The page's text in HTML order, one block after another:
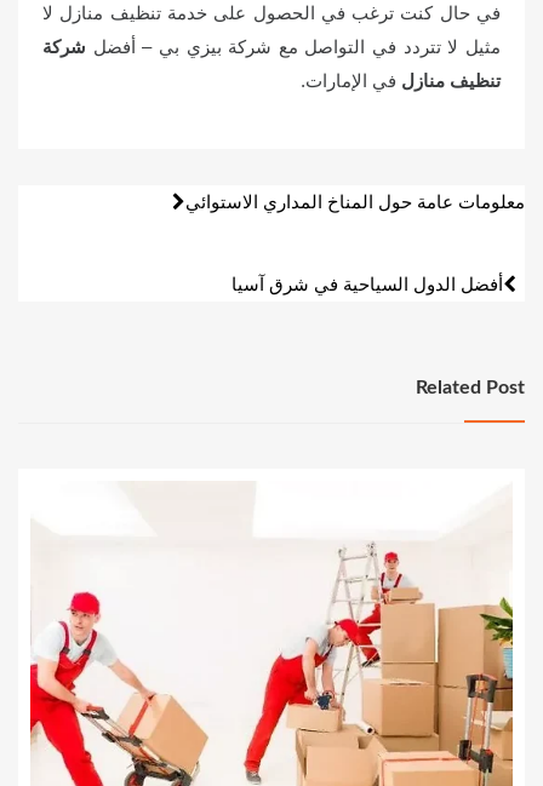
في حال كنت ترغب في الحصول على خدمة تنظيف منازل لا
مثيل لا تتردد في التواصل مع شركة بيزي بي – أفضل شركة
تنظيف منازل في الإمارات.
تصفّح
معلومات عامة حول المناخ المداري الاستوائي
أفضل الدول السياحية في شرق آسيا
Related Post